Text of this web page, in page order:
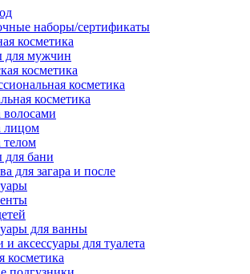
наборы/сертификаты
косметика
для мужчин
косметика
косметика
косметика
волосами
лицом
телом
для бани
для загара и после
для ванны
аксессуары для туалета
косметика